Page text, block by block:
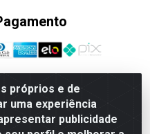
próprios e de
uma experiência
publicidade
- Rua Itatiba Do Sul, 161 -
- CEP 85804-700- CNPJ